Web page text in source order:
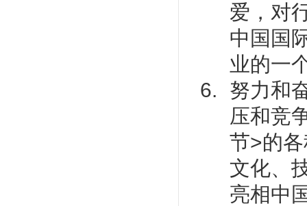
爱，对
中国国
业的一
努力和
压和竞
节>的
文化、
亮相中